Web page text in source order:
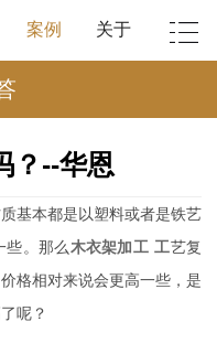
案例 关于
？--华恩
基本都是以塑料或者是铁艺
些。那么 木衣架加工 工艺复
格相对来说会更高一些，是
呢？